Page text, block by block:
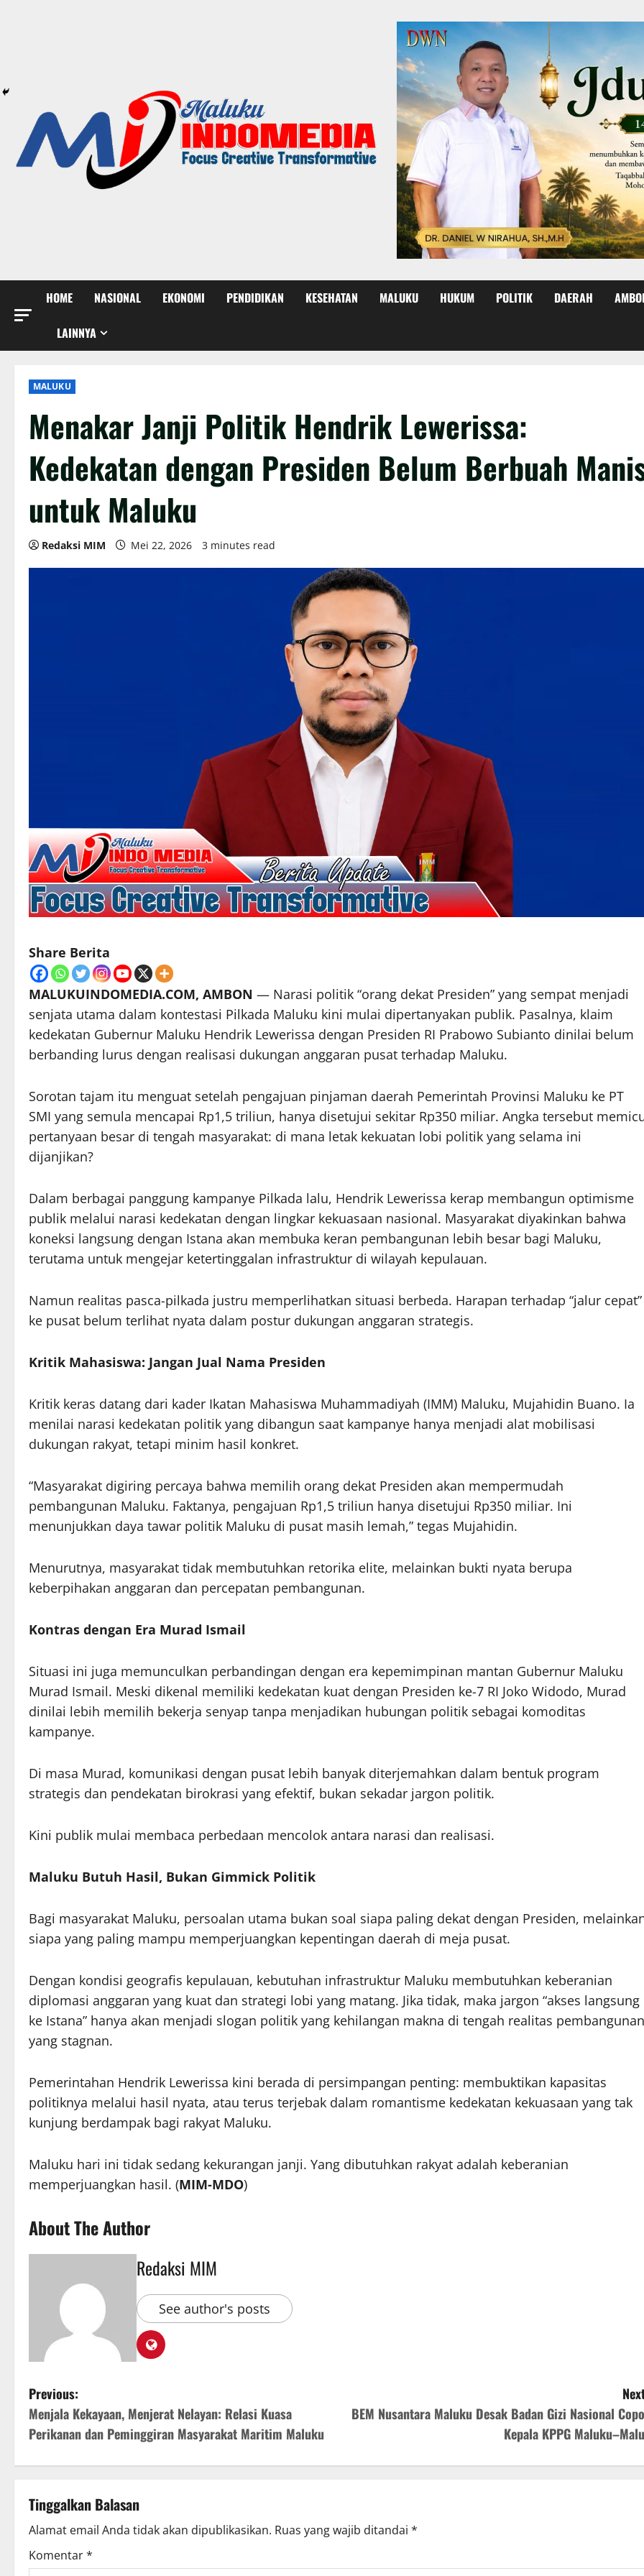
HOME NASIONAL EKONOMI PENDIDIKAN KESEHATAN MALUKU HUKUM POLITIK DAERAH
LAINNYA
MALUKU
Menakar Janji Politik Hendrik Lewerissa:
Kedekatan dengan Presiden Belum Berbuah
untuk Maluku
Redaksi MIM Mei 22, 2026 3 minutes read
Share Berita
MALUKUINDOMEDIA.COM, AMBON — Narasi politik “orang dekat Presiden” yang sempat menjadi
senjata utama dalam kontestasi Pilkada Maluku kini mulai dipertanyakan publik. Pasalnya, klaim
kedekatan Gubernur Maluku Hendrik Lewerissa dengan Presiden RI Prabowo Subianto dinilai belum
berbanding lurus dengan realisasi dukungan anggaran pusat terhadap Maluku.
Sorotan tajam itu menguat setelah pengajuan pinjaman daerah Pemerintah Provinsi Maluku ke PT
SMI yang semula mencapai Rp1,5 triliun, hanya disetujui sekitar Rp350 miliar. Angka tersebut
pertanyaan besar di tengah masyarakat: di mana letak kekuatan lobi politik yang selama ini
dijanjikan?
Dalam berbagai panggung kampanye Pilkada lalu, Hendrik Lewerissa kerap membangun optimisme
publik melalui narasi kedekatan dengan lingkar kekuasaan nasional. Masyarakat diyakinkan bahwa
koneksi langsung dengan Istana akan membuka keran pembangunan lebih besar bagi Maluku,
terutama untuk mengejar ketertinggalan infrastruktur di wilayah kepulauan.
Namun realitas pasca-pilkada justru memperlihatkan situasi berbeda. Harapan terhadap “jalur cepat”
ke pusat belum terlihat nyata dalam postur dukungan anggaran strategis.
Kritik Mahasiswa: Jangan Jual Nama Presiden
Kritik keras datang dari kader Ikatan Mahasiswa Muhammadiyah (IMM) Maluku, Mujahidin Buano. Ia
menilai narasi kedekatan politik yang dibangun saat kampanye hanya menjadi alat mobilisasi
dukungan rakyat, tetapi minim hasil konkret.
“Masyarakat digiring percaya bahwa memilih orang dekat Presiden akan mempermudah
pembangunan Maluku. Faktanya, pengajuan Rp1,5 triliun hanya disetujui Rp350 miliar. Ini
menunjukkan daya tawar politik Maluku di pusat masih lemah,” tegas Mujahidin.
Menurutnya, masyarakat tidak membutuhkan retorika elite, melainkan bukti nyata berupa
keberpihakan anggaran dan percepatan pembangunan.
Kontras dengan Era Murad Ismail
Situasi ini juga memunculkan perbandingan dengan era kepemimpinan mantan Gubernur Maluku
Murad Ismail. Meski dikenal memiliki kedekatan kuat dengan Presiden ke-7 RI Joko Widodo, Murad
dinilai lebih memilih bekerja senyap tanpa menjadikan hubungan politik sebagai komoditas
kampanye.
Di masa Murad, komunikasi dengan pusat lebih banyak diterjemahkan dalam bentuk program
strategis dan pendekatan birokrasi yang efektif, bukan sekadar jargon politik.
Kini publik mulai membaca perbedaan mencolok antara narasi dan realisasi.
Maluku Butuh Hasil, Bukan Gimmick Politik
Bagi masyarakat Maluku, persoalan utama bukan soal siapa paling dekat dengan Presiden,
siapa yang paling mampu memperjuangkan kepentingan daerah di meja pusat.
Dengan kondisi geografis kepulauan, kebutuhan infrastruktur Maluku membutuhkan keberanian
diplomasi anggaran yang kuat dan strategi lobi yang matang. Jika tidak, maka jargon “akses langsung
ke Istana” hanya akan menjadi slogan politik yang kehilangan makna di tengah realitas pembangunan
yang stagnan.
Pemerintahan Hendrik Lewerissa kini berada di persimpangan penting: membuktikan kapasitas
politiknya melalui hasil nyata, atau terus terjebak dalam romantisme kedekatan kekuasaan yang tak
kunjung berdampak bagi rakyat Maluku.
Maluku hari ini tidak sedang kekurangan janji. Yang dibutuhkan rakyat adalah keberanian
memperjuangkan hasil. (MIM-MDO)
About The Author
Redaksi MIM
See author's posts
Previous:
Menjala Kekayaan, Menjerat Nelayan: Relasi Kuasa
Perikanan dan Peminggiran Masyarakat Maritim Maluku
BEM Nusantara Maluku Desak Badan Gizi Nasional
Kepala KPPG
Tinggalkan Balasan
Alamat email Anda tidak akan dipublikasikan. Ruas yang wajib ditandai *
Komentar*